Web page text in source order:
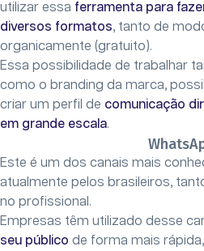
utilizar essa ferramenta para
diversos formatos, tanto de
organicamente (gratuito).
Essa possibilidade de trabalhar
como o branding da marca,
criar um perfil de comunicação
em grande escala.
Este é um dos canais mais
atualmente pelos brasileiros,
no profissional.
Empresas têm utilizado desse
seu público de forma mais